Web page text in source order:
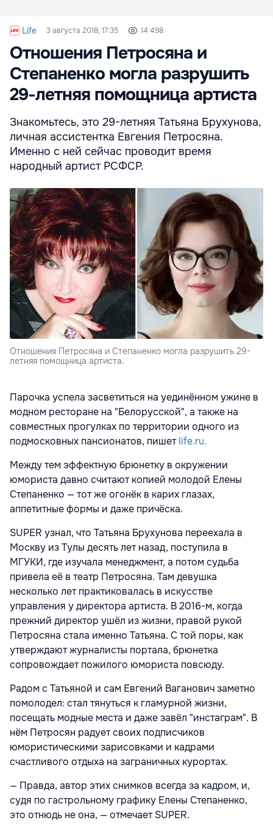
Life 3 августа 2018, 17:35 14 498
Отношения Петросяна и
Степаненко могла разрушить
29-летняя помощница артиста
Знакомьтесь, это 29-летняя Татьяна Брухунова,
личная ассистентка Евгения Петросяна.
Именно с ней сейчас проводит время
народный артист РСФСР.
Отношения Петросяна и Степаненко могла разрушить 29-
летняя помощница артиста.
Парочка успела засветиться на уединённом ужине в
модном ресторане на "Белорусской", а также на
совместных прогулках по территории одного из
подмосковных пансионатов, пишетlife.ru.
Между тем эффектную брюнетку в окружении
юмориста давно считают копией молодой Елены
Степаненко — тот же огонёк в карих глазах,
аппетитные формы и даже причёска.
SUPER узнал, что Татьяна Брухунова переехала в
Москву из Тулы десять лет назад, поступила в
МГУКИ, где изучала менеджмент, а потом судьба
привела её в театр Петросяна. Там девушка
несколько лет практиковалась в искусстве
управления у директора артиста. В 2016-м, когда
прежний директор ушёл из жизни, правой рукой
Петросяна стала именно Татьяна. С той поры, как
утверждают журналисты портала, брюнетка
сопровождает пожилого юмориста повсюду.
Радом с Татьяной и сам Евгений Ваганович заметно
помолодел: стал тянуться к гламурной жизни,
посещать модные места и даже завёл "инстаграм". В
нём Петросян радует своих подписчиков
юмористическими зарисовками и кадрами
счастливого отдыха на заграничных курортах.
— Правда, автор этих снимков всегда за кадром, и,
судя по гастрольному графику Елены Степаненко,
это отнюдь не она, — отмечает SUPER.